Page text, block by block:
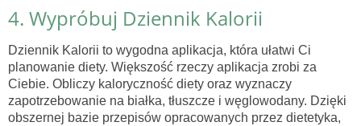
4. Wypróbuj Dziennik Kalorii
Dziennik Kalorii to wygodna aplikacja, która ułatwi Ci
planowanie diety. Większość rzeczy aplikacja zrobi za
Ciebie. Obliczy kaloryczność diety oraz wyznaczy
zapotrzebowanie na białka, tłuszcze i węglowodany. Dzięki
obszernej bazie przepisów opracowanych przez dietetyka,